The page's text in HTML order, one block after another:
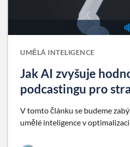
UMĚLÁ INTELIGENCE
Jak AI zvyšuje
podcastingu pro
V tomto článku se budeme
umělé inteligence v